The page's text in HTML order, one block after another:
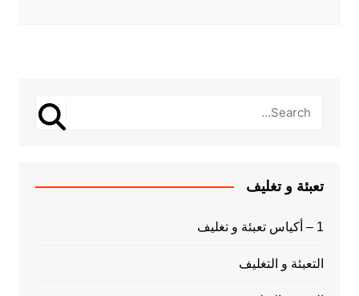
تعبئة و تغليف
1 – أكياس تعبئة و تغليف
التعبئة و التغليف